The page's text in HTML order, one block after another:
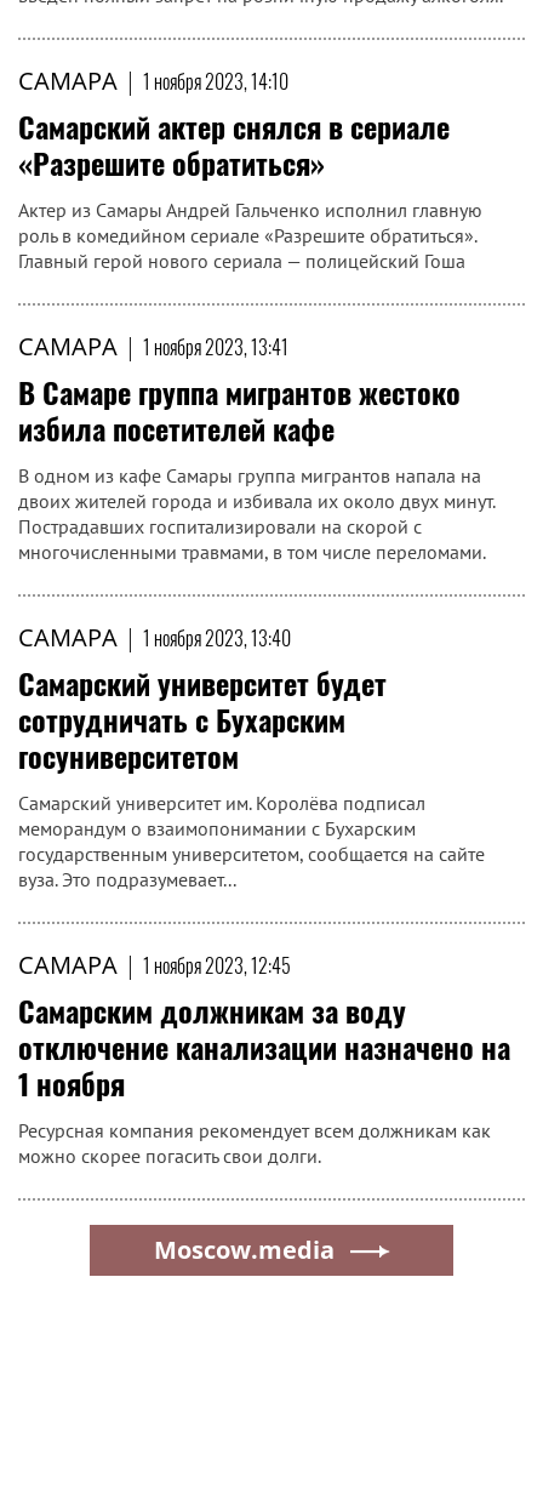
САМАРА | 1 ноября 2023, 14:10
Самарский актер снялся в сериале
«Разрешите обратиться»
Актер из Самары Андрей Гальченко исполнил главную
роль в комедийном сериале «Разрешите обратиться».
Главный герой нового сериала — полицейский Гоша
САМАРА | 1 ноября 2023, 13:41
В Самаре группа мигрантов жестоко
избила посетителей кафе
В одном из кафе Самары группа мигрантов напала на
двоих жителей города и избивала их около двух минут.
Пострадавших госпитализировали на скорой с
многочисленными травмами, в том числе переломами.
САМАРА | 1 ноября 2023, 13:40
Самарский университет будет
сотрудничать с Бухарским
госуниверситетом
Самарский университет им. Королёва подписал
меморандум о взаимопонимании с Бухарским
государственным университетом, сообщается на сайте
вуза. Это подразумевает...
САМАРА | 1 ноября 2023, 12:45
Самарским должникам за воду
отключение канализации назначено на
1 ноября
Ресурсная компания рекомендует всем должникам как
можно скорее погасить свои долги.
Moscow.media